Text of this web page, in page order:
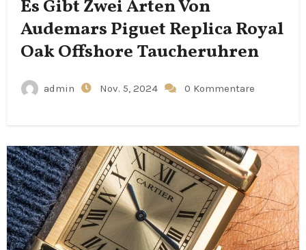
Es Gibt Zwei Arten Von
Audemars Piguet Replica Royal
Oak Offshore Taucheruhren
admin Nov. 5, 2024 0 Kommentare